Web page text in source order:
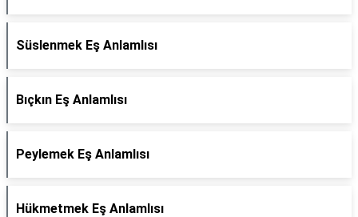
Süslenmek Eş Anlamlısı
Bıçkın Eş Anlamlısı
Peylemek Eş Anlamlısı
Hükmetmek Eş Anlamlısı